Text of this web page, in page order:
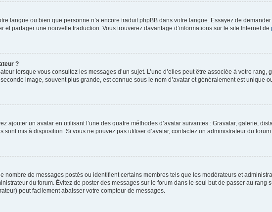
langue ou bien que personne n’a encore traduit phpBB dans votre langue. Essayez de
et partager une nouvelle traduction. Vous trouverez davantage d’informations sur le site Internet de
?
lorsque vous consultez les messages d’un sujet. L’une d’elles peut être associée à votre
image, souvent plus grande, est connue sous le nom d’avatar et généralement est unique
ajouter un avatar en utilisant l’une des quatre méthodes d’avatar suivantes : Gravatar, galerie,
mis à disposition. Si vous ne pouvez pas utiliser d’avatar, contactez un administrateur du forum.
nombre de messages postés ou identifient certains membres tels que les modérateurs et
du forum. Évitez de poster des messages sur le forum dans le seul but de passer au rang
peut facilement abaisser votre compteur de messages.